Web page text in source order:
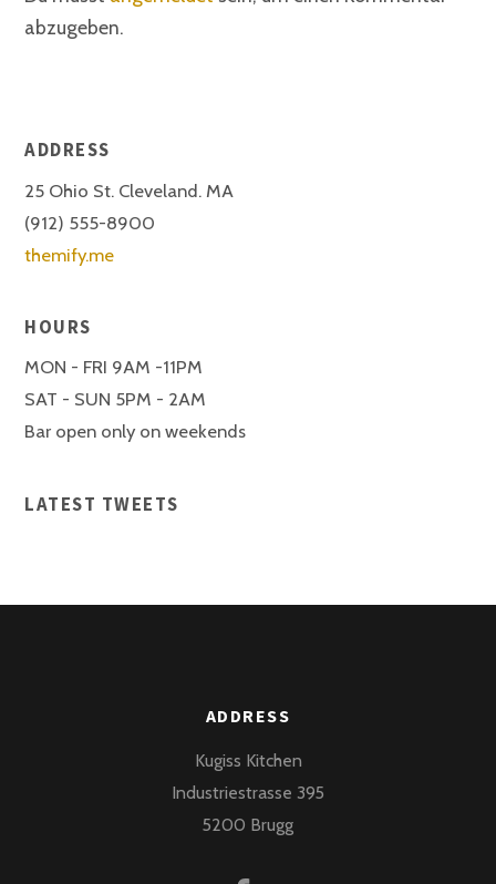
abzugeben.
ADDRESS
25 Ohio St. Cleveland. MA
(912) 555-8900
themify.me
HOURS
MON - FRI 9AM -11PM
SAT - SUN 5PM - 2AM
Bar open only on weekends
LATEST TWEETS
ADDRESS
Kugiss Kitchen
Industriestrasse 395
5200 Brugg